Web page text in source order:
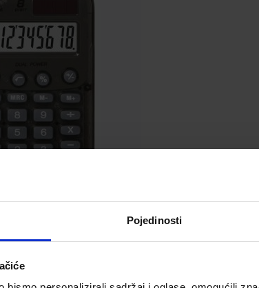
Pojedinosti